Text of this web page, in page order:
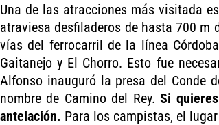
Una de las atracciones más visitada
atraviesa desfiladeros de hasta 700 m
vías del ferrocarril de la línea
Gaitanejo y El Chorro. Esto fue
Alfonso inauguró la presa del Conde
nombre de Camino del Rey.Si
antelación. Para los campistas, el